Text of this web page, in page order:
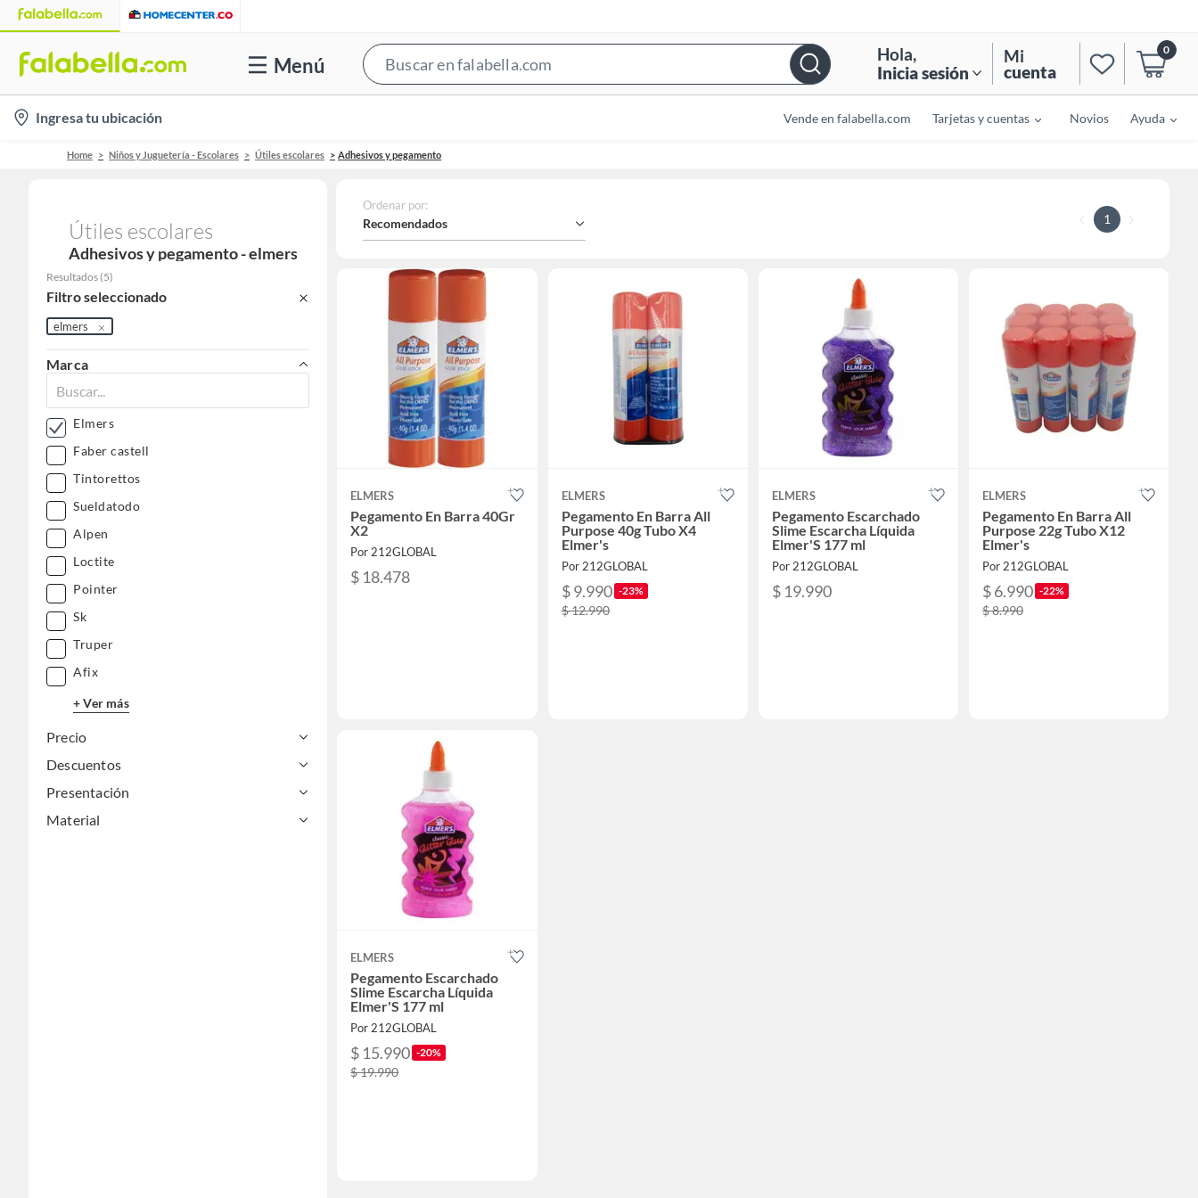
Menú
Bar
Hola,
Inicia sesión
Mi
cuenta
0
location-
icon
Ingresa tu ubicación Vende en falabella.com Tarjetas y cuentas Novios Ayuda
Home Niños y Juguetería - Escolares Útiles escolares Adhesivos y pegamento
Útiles escolares
Adhesivos y pegamento - elmers
Resultados (5)
Filtro seleccionado
elmers
Marca
Elmers
Faber castell
Tintorettos
Sueldatodo
Alpen
Loctite
Pointer
Sk
Truper
Afix
+ Ver más
Precio
Descuentos
Presentación
Material
Ordenar por:
Recomendados 1
ELMERS
Pegamento En Barra 40Gr
X2
Por 212GLOBAL
$ 18.478
ELMERS
Pegamento En Barra All
Purpose 40g Tubo X4
Elmer's
Por 212GLOBAL
$ 9.990 -23%
$ 12.990
ELMERS
Pegamento Escarchado
Slime Escarcha Líquida
Elmer'S 177 ml
Por 212GLOBAL
$ 19.990
ELMERS
Pegamento En Barra All
Purpose 22g Tubo X12
Elmer's
Por 212GLOBAL
$ 6.990 -22%
$ 8.990
ELMERS
Pegamento Escarchado
Slime Escarcha Líquida
Elmer'S 177 ml
Por 212GLOBAL
$ 15.990 -20%
$ 19.990